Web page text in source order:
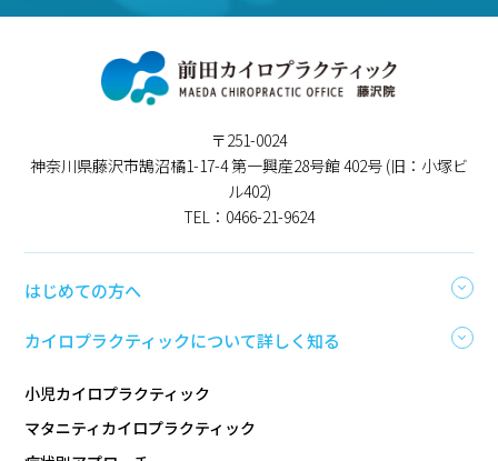
〒251-0024
神奈川県藤沢市鵠沼橘1-17-4 第一興産28号館 402号 (旧：小塚ビ
ル402)
TEL：0466-21-9624
はじめての方へ
カイロプラクティックについて詳しく知る
小児カイロプラクティック
マタニティカイロプラクティック